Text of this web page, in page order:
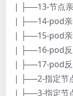
| ├──13-节点
| ├──14-pod亲
| ├──15-pod亲
| ├──16-pod反
| ├──17-pod反
| ├──2-指定节
| ├──3-指定节